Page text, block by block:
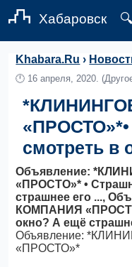
Хабаровск 🔍
Khabara.Ru ›
🕛 16 апреля, 2020.
смотреть в
Объявление:
«ПРОСТО»* •
страшнее его ...,
КОМПАНИЯ
окно? А ещё
Объявление:
«ПРОСТО»*